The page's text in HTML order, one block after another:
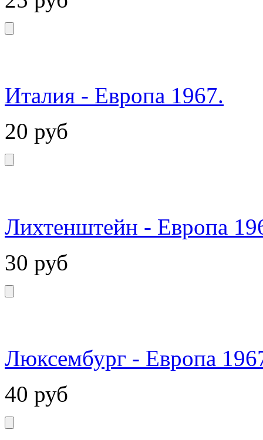
Италия - Европа 1967.
20 руб
Лихтенштейн - Европа
30 руб
Люксембург - Европа
40 руб